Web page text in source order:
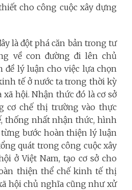
cho công cuộc xây dựng
là đột phá căn bản trong tư
về con đường đi lên chủ
đề lý luận cho việc lựa chọn
tế ở nước ta trong thời kỳ
hội. Nhận thức đó là cơ sở
cơ chế thị trường vào thực
thống nhất nhận thức, hình
bước hoàn thiện lý luận
quát trong công cuộc xây
ở Việt Nam, tạo cơ sở cho
thiện thể chế kinh tế thị
hội chủ nghĩa cũng như xử